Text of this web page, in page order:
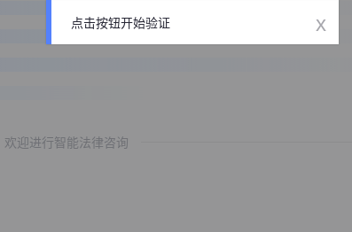
欢迎进行智能法律咨询
点击按钮开始验证 x